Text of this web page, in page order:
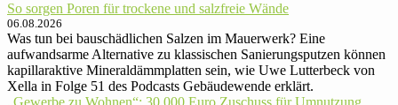
So sorgen Poren für trockene und salzfreie Wände
06.08.2026
Was tun bei bauschädlichen Salzen im Mauerwerk? Eine
aufwandsarme Alternative zu klassischen Sanierungsputzen können
kapillaraktive Mineraldämmplatten sein, wie Uwe Lutterbeck von
Xella in Folge 51 des Podcasts Gebäudewende erklärt.